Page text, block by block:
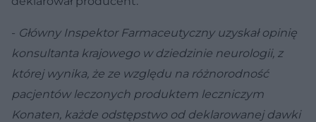
- Główny Inspektor Farmaceutyczny uzyskał opinię
konsultanta krajowego w dziedzinie neurologii, z
której wynika, że ze względu na różnorodność
pacjentów leczonych produktem leczniczym
Konaten, każde odstępstwo od deklarowanej dawki